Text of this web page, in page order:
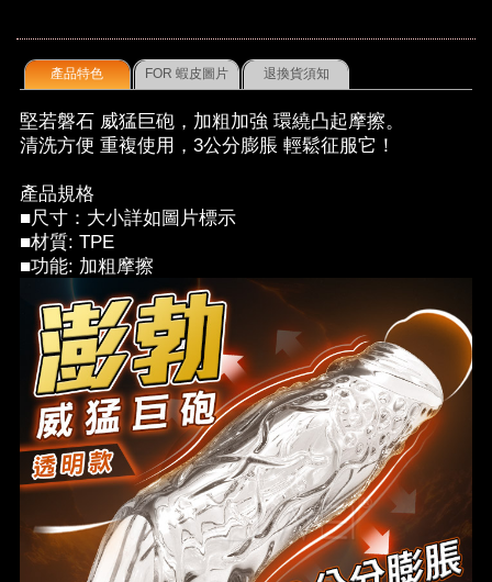
產品特色 FOR 蝦皮圖片 退換貨須知
堅若磐石 威猛巨砲，加粗加強 環繞凸起摩擦。
清洗方便 重複使用，3公分膨脹 輕鬆征服它！
產品規格
■尺寸：大小詳如圖片標示
■材質: TPE
■功能: 加粗摩擦